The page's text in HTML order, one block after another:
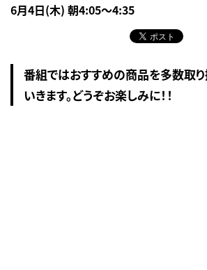
6月4日(木) 朝4:05～4:35
番組ではおすすめの商品を多数取
いきます。どうぞお楽しみに！！